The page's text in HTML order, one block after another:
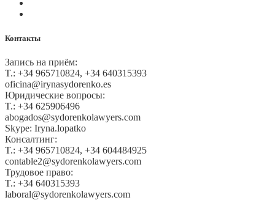
Контакты
Запись на приём:
T.: +34 965710824, +34 640315393
oficina@irynasydorenko.es
Юридические вопросы:
T.: +34 625906496
abogados@sydorenkolawyers.com
Skype: Iryna.lopatko
Консалтинг:
T.: +34 965710824, +34 604484925
contable2@sydorenkolawyers.com
Трудовое право:
T.: +34 640315393
laboral@sydorenkolawyers.com